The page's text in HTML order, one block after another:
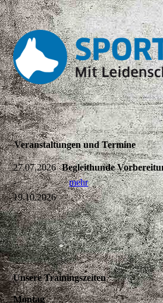
Veranstaltungen und Termine
27.07.2026
-
19.10.2026
Begleithunde
mehr
Unsere Trainingszeiten
Montag